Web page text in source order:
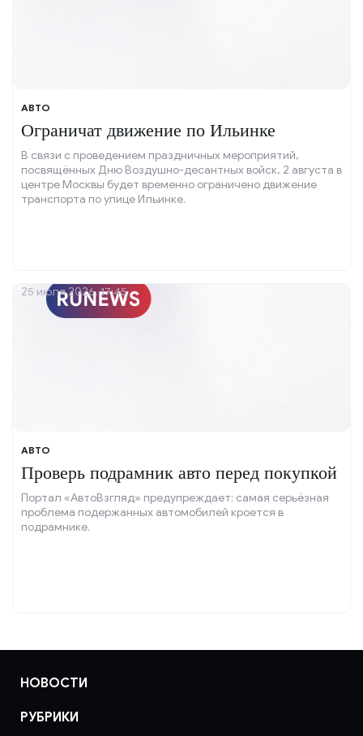
АВТО
Ограничат движение по Ильинке
В связи с проведением праздничных мероприятий,
посвящённых Дню Воздушно-десантных войск, 2 августа в
центре Москвы будет временно ограничено движение
транспорта по улице Ильинке.
АВТО
Проверь подрамник авто перед покупкой
Портал «АвтоВзгляд» предупреждает: самая серьёзная
проблема подержанных автомобилей кроется в
подрамнике.
25 июля 2026, 17:45
НОВОСТИ
РУБРИКИ